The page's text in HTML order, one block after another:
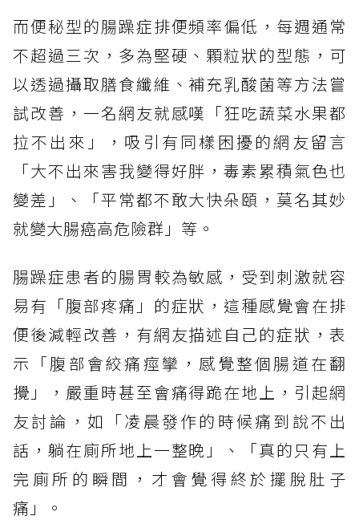
而便秘型的腸躁症排便頻率偏低，每週通常
不超過三次，多為堅硬、顆粒狀的型態，可
以透過攝取膳食纖維、補充乳酸菌等方法嘗
試改善，一名網友就感嘆「狂吃蔬菜水果都
拉不出來」，吸引有同樣困擾的網友留言
「大不出來害我變得好胖，毒素累積氣色也
變差」、「平常都不敢大快朵頤，莫名其妙
就變大腸癌高危險群」等。
腸躁症患者的腸胃較為敏感，受到刺激就容
易有「腹部疼痛」的症狀，這種感覺會在排
便後減輕改善，有網友描述自己的症狀，表
示「腹部會絞痛痙攣，感覺整個腸道在翻
攪」，嚴重時甚至會痛得跪在地上，引起網
友討論，如「凌晨發作的時候痛到說不出
話，躺在廁所地上一整晚」、「真的只有上
完廁所的瞬間，才會覺得終於擺脫肚子
痛」。